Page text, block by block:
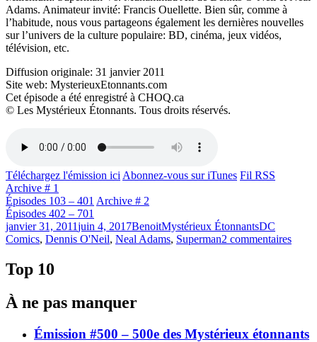
Adams. Animateur invité: Francis Ouellette. Bien sûr, comme à
l’habitude, nous vous partageons également les dernières nouvelles
sur l’univers de la culture populaire: BD, cinéma, jeux vidéos,
télévision, etc.
Diffusion originale: 31 janvier 2011
Site web: MysterieuxEtonnants.com
Cet épisode a été enregistré à CHOQ.ca
© Les Mystérieux Étonnants. Tous droits réservés.
Téléchargez l'émission ici Abonnez-vous sur iTunes Fil RSS
Archive # 1
Épisodes 103 – 401 Archive # 2
Épisodes 402 – 701
Publié
le
janvier 31, 2011juin 4, 2017BenoitCatégories
Mystérieux ÉtonnantsÉtiquettes
DC
Comics, Dennis O'Neil, Neal Adams, Superman2 commentairessur
Top 10
À ne pas manquer
Émission #500 – 500e des Mystérieux étonnants